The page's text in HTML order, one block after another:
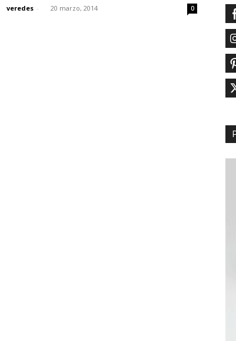
veredes - 20 marzo, 2014 0